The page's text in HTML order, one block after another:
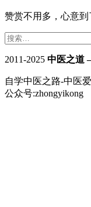
赞赏不用多，心意到
2011-2025 中医之道
自学中医之路-中医
公众号:zhongyikong